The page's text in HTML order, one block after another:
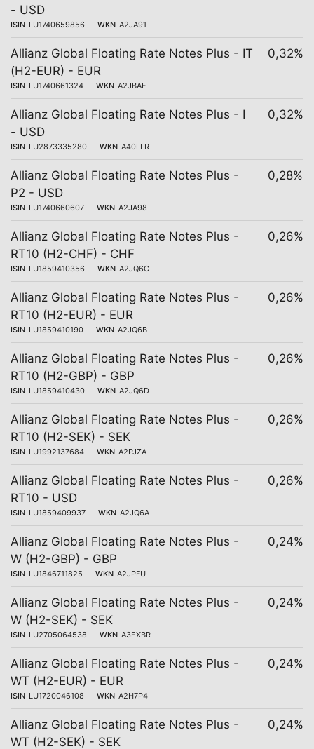
- USD
ISIN LU1740659856 WKN A2JA91
Allianz Global Floating Rate Notes Plus - IT
(H2-EUR) - EUR
ISIN LU1740661324 WKN A2JBAF
0,32%
Allianz Global Floating Rate Notes Plus - I
- USD
ISIN LU2873335280 WKN A40LLR
0,32%
Allianz Global Floating Rate Notes Plus -
P2 - USD
ISIN LU1740660607 WKN A2JA98
0,28%
Allianz Global Floating Rate Notes Plus -
RT10 (H2-CHF) - CHF
ISIN LU1859410356 WKN A2JQ6C
0,26%
Allianz Global Floating Rate Notes Plus -
RT10 (H2-EUR) - EUR
ISIN LU1859410190 WKN A2JQ6B
0,26%
Allianz Global Floating Rate Notes Plus -
RT10 (H2-GBP) - GBP
ISIN LU1859410430 WKN A2JQ6D
0,26%
Allianz Global Floating Rate Notes Plus -
RT10 (H2-SEK) - SEK
ISIN LU1992137684 WKN A2PJZA
0,26%
Allianz Global Floating Rate Notes Plus -
RT10 - USD
ISIN LU1859409937 WKN A2JQ6A
0,26%
Allianz Global Floating Rate Notes Plus -
W (H2-GBP) - GBP
ISIN LU1846711825 WKN A2JPFU
0,24%
Allianz Global Floating Rate Notes Plus -
W (H2-SEK) - SEK
ISIN LU2705064538 WKN A3EXBR
0,24%
Allianz Global Floating Rate Notes Plus -
WT (H2-EUR) - EUR
ISIN LU1720046108 WKN A2H7P4
0,24%
Allianz Global Floating Rate Notes Plus -
WT (H2-SEK) - SEK
0,24%